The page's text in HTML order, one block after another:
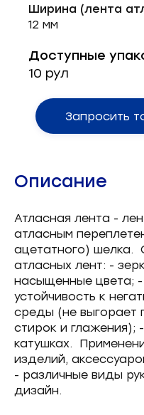
Запчасти для
Нетканые
Установочное
Ширина (лента
12 мм
Доступные
10 рул
Запросить
Описание
Атласная лента -
атласным
ацетатного) шелка.
атласных лент: -
насыщенные цвета;
устойчивость к
среды (не выгорает
стирок и глажения);
катушках.
изделий,
- различные виды
дизайн.